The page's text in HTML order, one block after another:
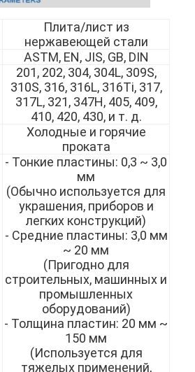
Плита/лист из
нержавеющей стали
ASTM, EN, JIS, GB, DIN
201, 202, 304, 304L, 309S,
310S, 316, 316L, 316Ti, 317,
317L, 321, 347H, 405, 409,
410, 420, 430, и т. д.
Холодные и горячие
проката
- Тонкие пластины: 0,3 ~ 3,0
мм
(Обычно используется для
украшения, приборов и
легких конструкций)
- Средние пластины: 3,0 мм
~ 20 мм
(Пригодно для
строительных, машинных и
промышленных
оборудований)
- Толщина пластин: 20 мм ~
150 мм
(Используется для
тяжелых применений,